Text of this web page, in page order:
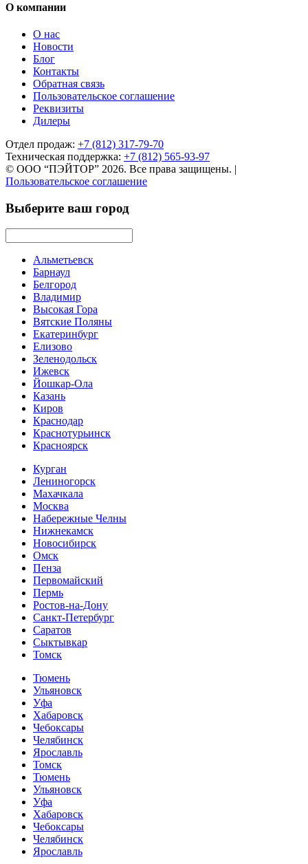
О компании
О нас
Новости
Блог
Контакты
Обратная связь
Пользовательское соглашение
Реквизиты
Дилеры
Отдел продаж: +7 (812) 317-79-70
Техническая поддержка: +7 (812) 565-93-97
© ООО “ПЭЙТОР” 2026. Все права защищены. |
Пользовательское соглашение
Выберите ваш город
Альметьевск
Барнаул
Белгород
Владимир
Высокая Гора
Вятские Поляны
Екатеринбург
Елизово
Зеленодольск
Ижевск
Йошкар-Ола
Казань
Киров
Краснодар
Краснотурьинск
Красноярск
Курган
Лениногорск
Махачкала
Москва
Набережные Челны
Нижнекамск
Новосибирск
Омск
Пенза
Первомайский
Пермь
Ростов-на-Дону
Санкт-Петербург
Саратов
Сыктывкар
Томск
Тюмень
Ульяновск
Уфа
Хабаровск
Чебоксары
Челябинск
Ярославль
Томск
Тюмень
Ульяновск
Уфа
Хабаровск
Чебоксары
Челябинск
Ярославль